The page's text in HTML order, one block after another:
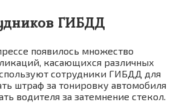
ГИБДД
появилось множество
касающихся различных
сотрудники ГИБДД для
штраф за тонировку автомобиля
водителя за затемнение стекол.